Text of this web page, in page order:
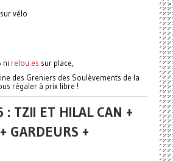
vélo
ni relou.es sur place,
des Greniers des Soulèvements de la
régaler à prix libre !
TZII ET HILAL CAN +
GARDEURS +